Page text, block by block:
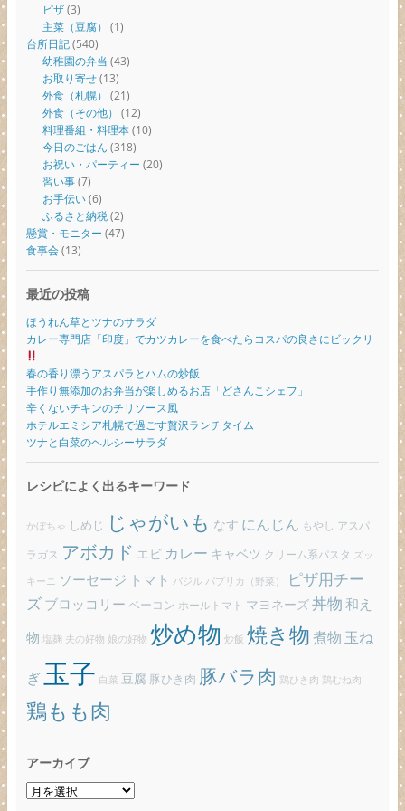
ピザ(3)
主菜（豆腐） (1)
台所日記(540)
幼稚園の弁当 (43)
お取り寄せ(13)
外食（札幌） (21)
外食（その他） (12)
料理番組・料理本(10)
今日のごはん (318)
お祝い・パーティー (20)
習い事(7)
お手伝い(6)
ふるさと納税(2)
懸賞・モニター (47)
食事会(13)
最近の投稿
ほうれん草とツナのサラダ
カレー専門店「印度」でカツカレーを食べたらコスパの良さにビックリ
春の香り漂うアスパラとハムの炒飯
手作り無添加のお弁当が楽しめるお店「どさんこシェフ」
辛くないチキンのチリソース風
ホテルエミシア札幌で過ごす贅沢ランチタイム
ツナと白菜のヘルシーサラダ
レシピによく出るキーワード
かぼちゃ しめじ じゃがいも なす にんじん もやし アスパ
ラガス アボカド エビ カレー キャベツ クリーム系パスタ ズッ
キーニ ソーセージ トマト バジル パプリカ（野菜）
ピザ用チー
ズ ブロッコリー ベーコン ホールトマト マヨネーズ丼物 和え
物 塩麹 夫の好物 娘の好物 炒め物 炒飯 焼き物煮物 玉ね
ぎ玉子 白菜 豆腐 豚ひき肉 豚バラ肉 鶏ひき肉 鶏むね肉
鶏もも肉
アーカイブ
ア